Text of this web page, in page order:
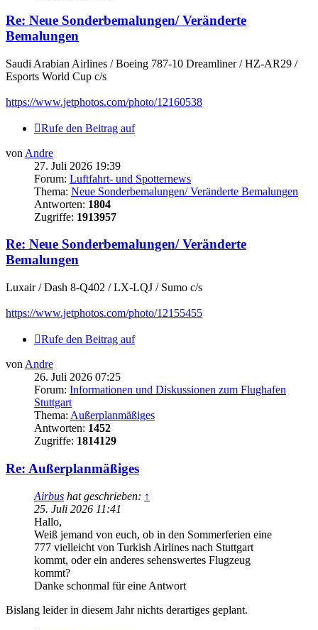
Re: Neue Sonderbemalungen/ Veränderte
Bemalungen
Saudi Arabian Airlines / Boeing 787-10 Dreamliner / HZ-AR29 /
Esports World Cup c/s
https://www.jetphotos.com/photo/12160538
Rufe den Beitrag auf
von Andre
27. Juli 2026 19:39
Forum: Luftfahrt- und Spotternews
Thema: Neue Sonderbemalungen/ Veränderte Bemalungen
Antworten: 1804
Zugriffe: 1913957
Re: Neue Sonderbemalungen/ Veränderte
Bemalungen
Luxair / Dash 8-Q402 / LX-LQJ / Sumo c/s
https://www.jetphotos.com/photo/12155455
Rufe den Beitrag auf
von Andre
26. Juli 2026 07:25
Forum: Informationen und Diskussionen zum Flughafen
Stuttgart
Thema: Außerplanmäßiges
Antworten: 1452
Zugriffe: 1814129
Re: Außerplanmäßiges
Airbus hat geschrieben: ↑
25. Juli 2026 11:41
Hallo,
Weiß jemand von euch, ob in den Sommerferien eine
777 vielleicht von Turkish Airlines nach Stuttgart
kommt, oder ein anderes sehenswertes Flugzeug
kommt?
Danke schonmal für eine Antwort
Bislang leider in diesem Jahr nichts derartiges geplant.